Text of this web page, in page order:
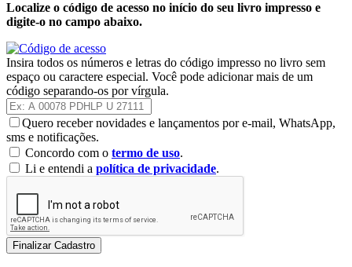
Localize o código de acesso no início do seu livro impresso e
digite-o no campo abaixo.
Insira todos os números e letras do código impresso no livro sem
espaço ou caractere especial. Você pode adicionar mais de um
código separando-os por vírgula.
Quero receber novidades e lançamentos por e-mail, WhatsApp,
sms e notificações.
Concordo com o termo de uso.
Li e entendi a política de privacidade.